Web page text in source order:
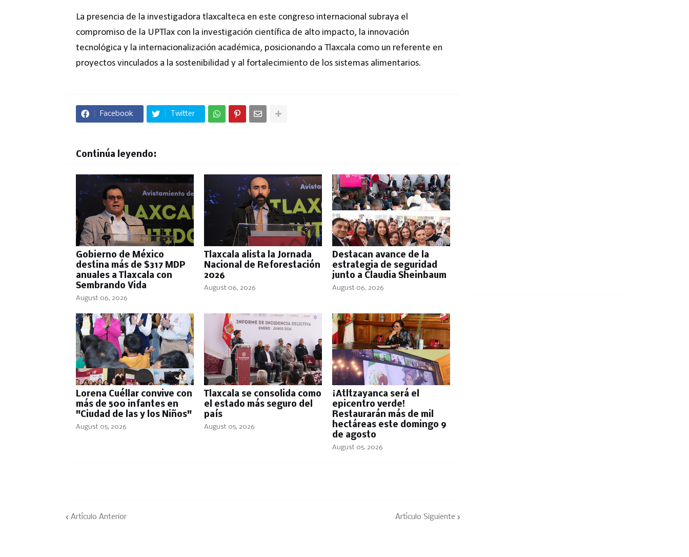
La presencia de la investigadora tlaxcalteca en este congreso internacional subraya el
compromiso de la UPTlax con la investigación científica de alto impacto, la innovación
tecnológica y la internacionalización académica, posicionando a Tlaxcala como un referente en
proyectos vinculados a la sostenibilidad y al fortalecimiento de los sistemas alimentarios.
Facebook Twitter
Continúa leyendo:
Gobierno de México
destina más de $317 MDP
anuales a Tlaxcala con
Sembrando Vida
August 06, 2026
Tlaxcala alista la Jornada
Nacional de Reforestación
2026
August 06, 2026
Destacan avance de la
estrategia de seguridad
junto a Claudia Sheinbaum
August 06, 2026
Lorena Cuéllar convive con
más de 500 infantes en
"Ciudad de las y los Niños"
August 05, 2026
Tlaxcala se consolida como
el estado más seguro del
país
August 05, 2026
¡Atltzayanca será el
epicentro verde!
Restaurarán más de mil
hectáreas este domingo 9
de agosto
August 05, 2026
Artículo Anterior Artículo Siguiente